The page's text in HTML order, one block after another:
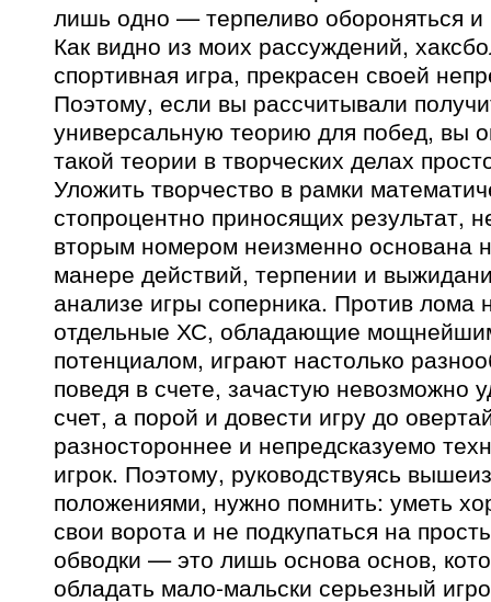
лишь одно — терпеливо обороняться и
Как видно из моих рассуждений,
спортивная игра, прекрасен своей
Поэтому, если вы рассчитывали
универсальную теорию для побед, вы
такой теории в творческих делах
Уложить творчество в рамки
стопроцентно приносящих результат,
вторым номером неизменно основана
манере действий, терпении и
анализе игры соперника. Против лома
отдельные ХС, обладающие
потенциалом, играют настолько
поведя в счете, зачастую невозможно
счет, а порой и довести игру до
разностороннее и непредсказуемо
игрок. Поэтому, руководствуясь
положениями, нужно помнить: уметь
свои ворота и не подкупаться на
обводки — это лишь основа основ,
обладать мало-мальски серьезный